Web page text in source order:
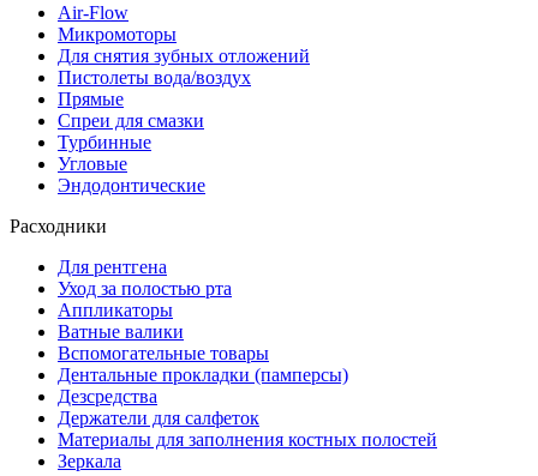
Air-Flow
Микромоторы
Для снятия зубных отложений
Пистолеты вода/воздух
Прямые
Спреи для смазки
Турбинные
Угловые
Эндодонтические
Расходники
Для рентгена
Уход за полостью рта
Аппликаторы
Ватные валики
Вспомогательные товары
Дентальные прокладки (памперсы)
Дезсредства
Держатели для салфеток
Материалы для заполнения костных полостей
Зеркала